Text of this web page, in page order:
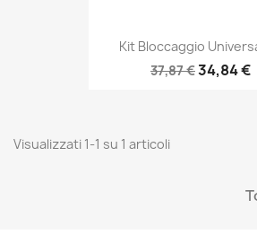
Kit Bloccaggio
37,87 €34,84 €
Visualizzati 1-1 su 1 articoli